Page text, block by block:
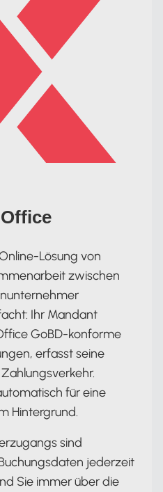
Lösung von
zwischen
Ihr Mandant
GoBD-konforme
erfasst seine
für eine
Hintergrund.
sind
jederzeit
Sie immer über die